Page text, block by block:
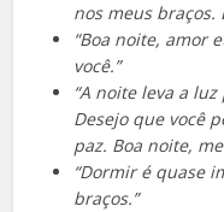
nos meus braços.
“Boa noite, amor
você.”
“A noite leva a
Desejo que você
paz. Boa noite,
“Dormir é quase
braços.”